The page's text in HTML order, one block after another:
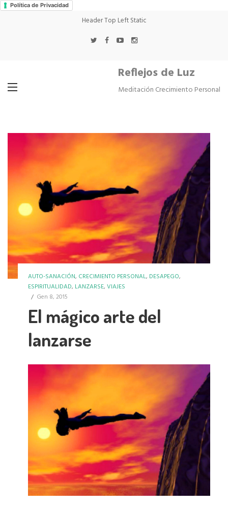
Política de Privacidad
Header Top Left Static
Reflejos de Luz
Meditación Crecimiento Personal
AUTO-SANACIÓN, CRECIMIENTO PERSONAL, DESAPEGO,
ESPIRITUALIDAD, LANZARSE, VIAJES
/ Gen 8, 2015
El mágico arte del
lanzarse